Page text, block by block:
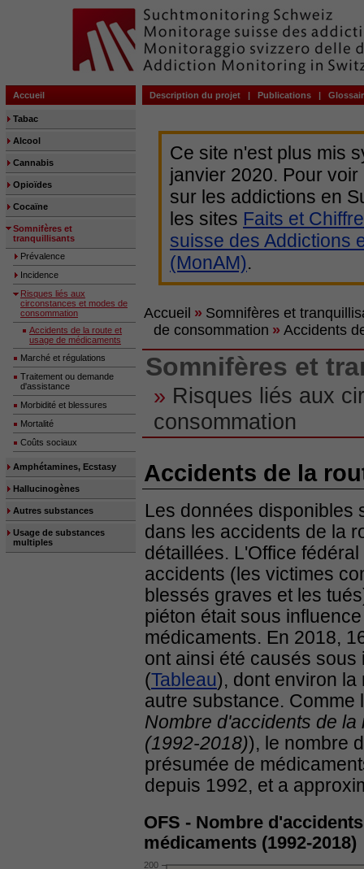
Accueil Description du projet | Publications |
Tabac
Alcool
Cannabis
Opioïdes
Cocaïne
Somnifères et
tranquillisants
Prévalence
Incidence
Risques liés aux
circonstances et modes de
consommation
Accidents de la route et
usage de médicaments
Marché et régulations
Traitement ou demande
d'assistance
Morbidité et blessures
Mortalité
Coûts sociaux
Amphétamines, Ecstasy
Hallucinogènes
Autres substances
Usage de substances
multiples
Ce site n'est plus mis
janvier 2020. Pour
sur les addictions en
les sites Faits et
suisse des Addictions
(MonAM).
Accueil » Somnifères et
de consommation » Accidents
Somnifères et
» Risques liés aux
consommation
Accidents de la
Les données disponibles
dans les accidents de la
détaillées. L'Office
accidents (les victimes
blessés graves et les
piéton était sous
médicaments. En 2018,
ont ainsi été causés
(Tableau), dont environ la
autre substance.
Nombre d'accidents de
(1992-2018)), le nombre
présumée de
depuis 1992, et a
OFS - Nombre
médicaments (1992-2018)
200